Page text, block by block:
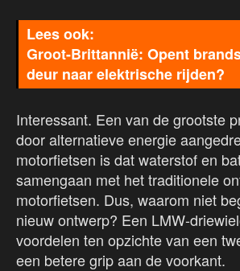
Groot-Brittannië: Opent
deur naar elektrische rijden?
Interessant. Een van de grootste
door alternatieve energie
motorfietsen is dat waterstof en
samengaan met het traditionele
motorfietsen. Dus, waarom niet
nieuw ontwerp? Een LMW-
voordelen ten opzichte van een
een betere grip aan de voorkant.